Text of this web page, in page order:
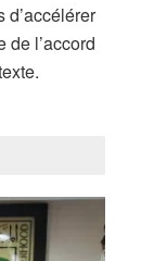
d’accélérer
de l’accord